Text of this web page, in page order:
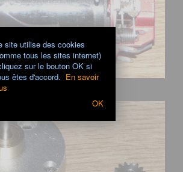
Unit
site utilise des cookies
tous les sites internet)
sur le bouton OK si
êtes d'accord. En savoir
OK